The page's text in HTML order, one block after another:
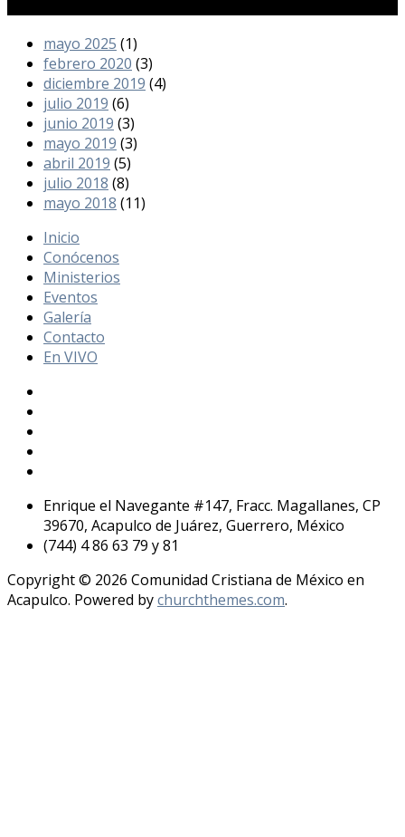
mayo 2025 (1)
febrero 2020 (3)
diciembre 2019 (4)
julio 2019 (6)
junio 2019 (3)
mayo 2019 (3)
abril 2019 (5)
julio 2018 (8)
mayo 2018 (11)
Inicio
Conócenos
Ministerios
Eventos
Galería
Contacto
En VIVO
Enrique el Navegante #147, Fracc. Magallanes, CP
39670, Acapulco de Juárez, Guerrero, México
(744) 4 86 63 79 y 81
Copyright © 2026 Comunidad Cristiana de México en
Acapulco. Powered bychurchthemes.com.